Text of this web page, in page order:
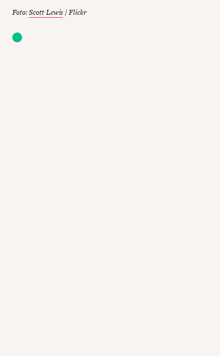
Foto:Scott Lewis/ Flickr